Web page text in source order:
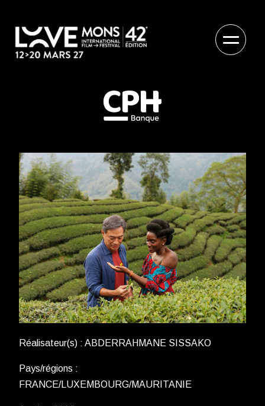
Réalisateur(s) : ABDERRAHMANE SISSAKO
Pays/régions :
FRANCE/LUXEMBOURG/MAURITANIE